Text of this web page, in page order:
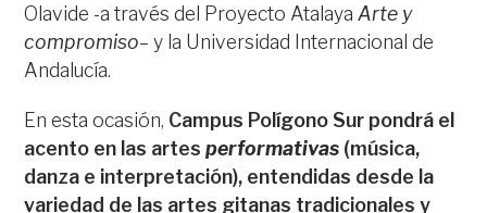
Olavide -a través del Proyecto AtalayaArte y
compromiso– y la Universidad Internacional de
Andalucía.
En esta ocasión, Campus Polígono Sur pondrá el
acento en las artesperformativas (música,
danza e interpretación), entendidas desde la
variedad de las artes gitanas tradicionales y